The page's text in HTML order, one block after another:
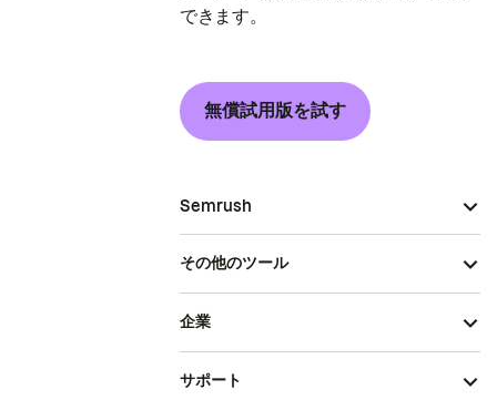
できます。
無償試用版を試す
Semrush
その他のツール
企業
サポート